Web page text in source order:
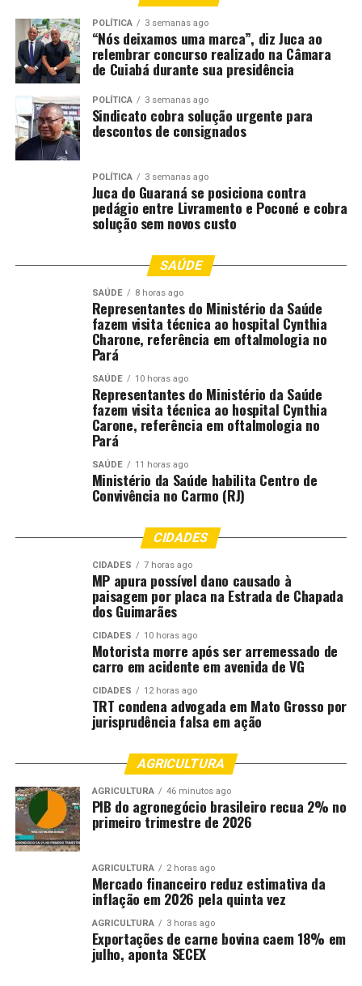
Pode ter certeza de que esses relatórios serão cobrados.”
Além deste caso, o conselheiro informou que pretende
buscar informações sobre outro incêndio ocorrido
anteriormente em um barracão da saúde municipal para
verificar as causas e os prejuízos registrados. A Perícia
Oficial segue responsável pela investigação do incêndio
na estrutura da Seduc.
Comentários
ACOMPANHAR COBRAR
INVESTIGAÇÃO PERDAS
RELATÓRIO
Várzea Grande terá horário especial em repartições
públicas nesta sexta-feira para jogo da Seleção
ALMT homenageia integrantes da Missão Enchei-vos
POLÍTICA 3 semanas ago
“Nós deixamos uma marca”, diz Juca ao
relembrar concurso realizado na Câmara
de Cuiabá durante sua presidência
POLÍTICA 3 semanas ago
Sindicato cobra solução urgente para
descontos de consignados
POLÍTICA 3 semanas ago
Juca do Guaraná se posiciona contra
pedágio entre Livramento e Poconé e cobra
solução sem novos custo
SAÚDE
SAÚDE 8 horas ago
Representantes do Ministério da Saúde
fazem visita técnica ao hospital Cynthia
Charone, referência em oftalmologia no
Pará
SAÚDE 10 horas ago
Representantes do Ministério da Saúde
fazem visita técnica ao hospital Cynthia
Carone, referência em oftalmologia no
Pará
SAÚDE 11 horas ago
Ministério da Saúde habilita Centro de
Convivência no Carmo (RJ)
CIDADES
CIDADES 7 horas ago
MP apura possível dano causado à
paisagem por placa na Estrada de Chapada
dos Guimarães
CIDADES 10 horas ago
Motorista morre após ser arremessado de
carro em acidente em avenida de VG
CIDADES 12 horas ago
TRT condena advogada em Mato Grosso por
jurisprudência falsa em ação
AGRICULTURA
AGRICULTURA 46 minutos ago
PIB do agronegócio brasileiro recua 2% no
primeiro trimestre de 2026
AGRICULTURA 2 horas ago
Mercado financeiro reduz estimativa da
inflação em 2026 pela quinta vez
AGRICULTURA 3 horas ago
Exportações de carne bovina caem 18% em
julho, aponta SECEX